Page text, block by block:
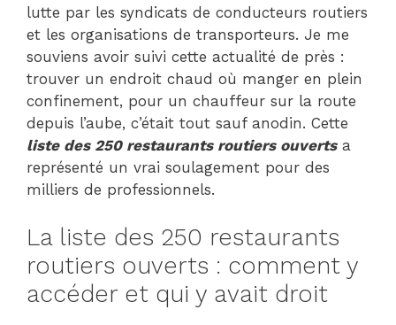
lutte par les syndicats de conducteurs routiers
et les organisations de transporteurs. Je me
souviens avoir suivi cette actualité de près :
trouver un endroit chaud où manger en plein
confinement, pour un chauffeur sur la route
depuis l’aube, c’était tout sauf anodin. Cette
liste des 250 restaurants routiers ouvertsa
représenté un vrai soulagement pour des
milliers de professionnels.
La liste des 250 restaurants
routiers ouverts : comment y
accéder et qui y avait droit